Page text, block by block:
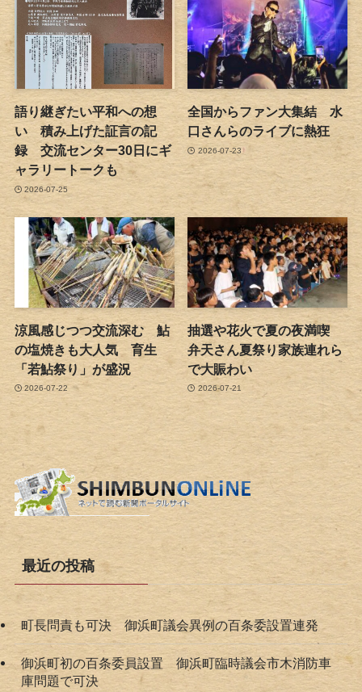
語り継ぎたい平和への想
い 積み上げた証言の記
録 交流センター30日にギ
ャラリートークも
2026-07-25
全国からファン大集結 水
口さんらのライブに熱狂
2026-07-23
涼風感じつつ交流深む 鮎
の塩焼きも大人気 育生
「若鮎祭り」が盛況
2026-07-22
抽選や花火で夏の夜満喫
弁天さん夏祭り家族連れら
で大賑わい
2026-07-21
最近の投稿
町長問責も可決 御浜町議会異例の百条委設置連発
御浜町初の百条委員設置 御浜町臨時議会市木消防車
庫問題で可決